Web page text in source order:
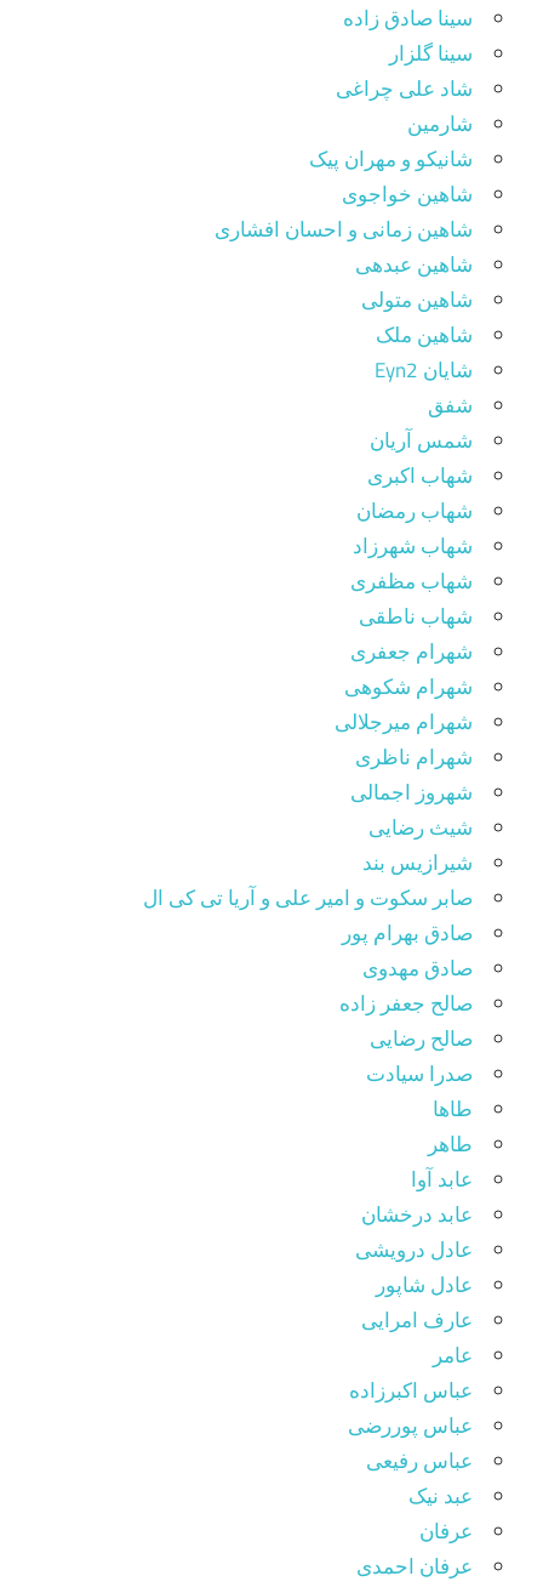
سینا صادق زاده
سینا گلزار
شاد علی چراغی
شارمین
شانیکو و مهران پیک
شاهین خواجوی
شاهین زمانی و احسان افشاری
شاهین عبدهی
شاهین متولی
شاهین ملک
شایان Eyn2
شفق
شمس آریان
شهاب اکبری
شهاب رمضان
شهاب شهرزاد
شهاب مظفری
شهاب ناطقی
شهرام جعفری
شهرام شکوهی
شهرام میرجلالی
شهرام ناظری
شهروز اجمالی
شیث رضایی
شیرازیس بند
صابر سکوت و امیر علی و آریا تی کی ال
صادق بهرام پور
صادق مهدوی
صالح جعفر زاده
صالح رضایی
صدرا سیادت
طاها
طاهر
عابد آوا
عابد درخشان
عادل درویشی
عادل شاپور
عارف امرایی
عامر
عباس اکبرزاده
عباس پوررضی
عباس رفیعی
عبد نیک
عرفان
عرفان احمدی